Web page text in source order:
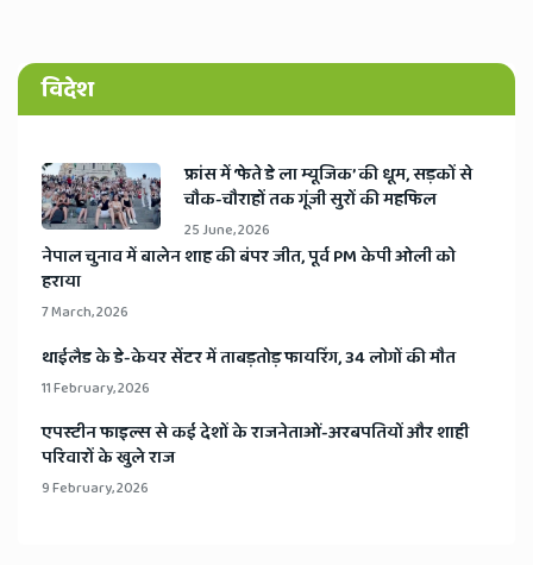
विदेश
​फ्रांस में ‘फेते डे ला म्यूजिक’ की धूम, सड़कों से
चौक-चौराहों तक गूंजी सुरों की महफिल
25 June, 2026
​नेपाल चुनाव में बालेन शाह की बंपर जीत, पूर्व PM केपी ओली को
हराया
7 March, 2026
​थाईलैड के डे-केयर सेंटर में ताबड़तोड़ फायरिंग, 34 लोगों की मौत
11 February, 2026
​एपस्टीन फाइल्स से कई देशों के राजनेताओं-अरबपतियों और शाही
परिवारों के खुले राज
9 February, 2026